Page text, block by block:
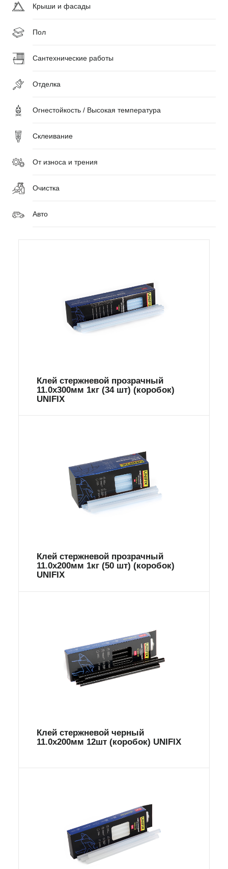
Крыши и фасады
Пол
Сантехнические работы
Отделка
Огнестойкость / Высокая температура
Склеивание
От износа и трения
Очистка
Авто
Клей стержневой прозрачный
11.0х300мм 1кг (34 шт) (коробок)
UNIFIX
Клей стержневой прозрачный
11.0х200мм 1кг (50 шт) (коробок)
UNIFIX
Клей стержневой черный
11.0х200мм 12шт (коробок) UNIFIX